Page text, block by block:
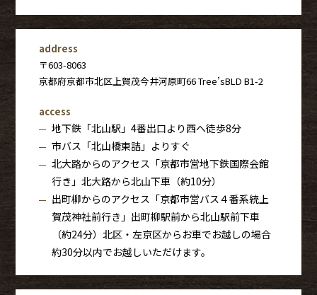
address
〒603-8063
京都府京都市北区上賀茂今井河原町66 Tree’sBLD B1-2
access
地下鉄「北山駅」4番出口より西へ徒歩8分
市バス「北山橋東詰」よりすぐ
北大路からのアクセス「京都市営地下鉄国際会館
行き」北大路から北山下車（約10分）
出町柳からのアクセス「京都市営バス４番系統上
賀茂神社前行き」出町柳駅前から北山駅前下車
（約24分）北区・左京区からお車でお越しの場合
約30分以内でお越しいただけます。